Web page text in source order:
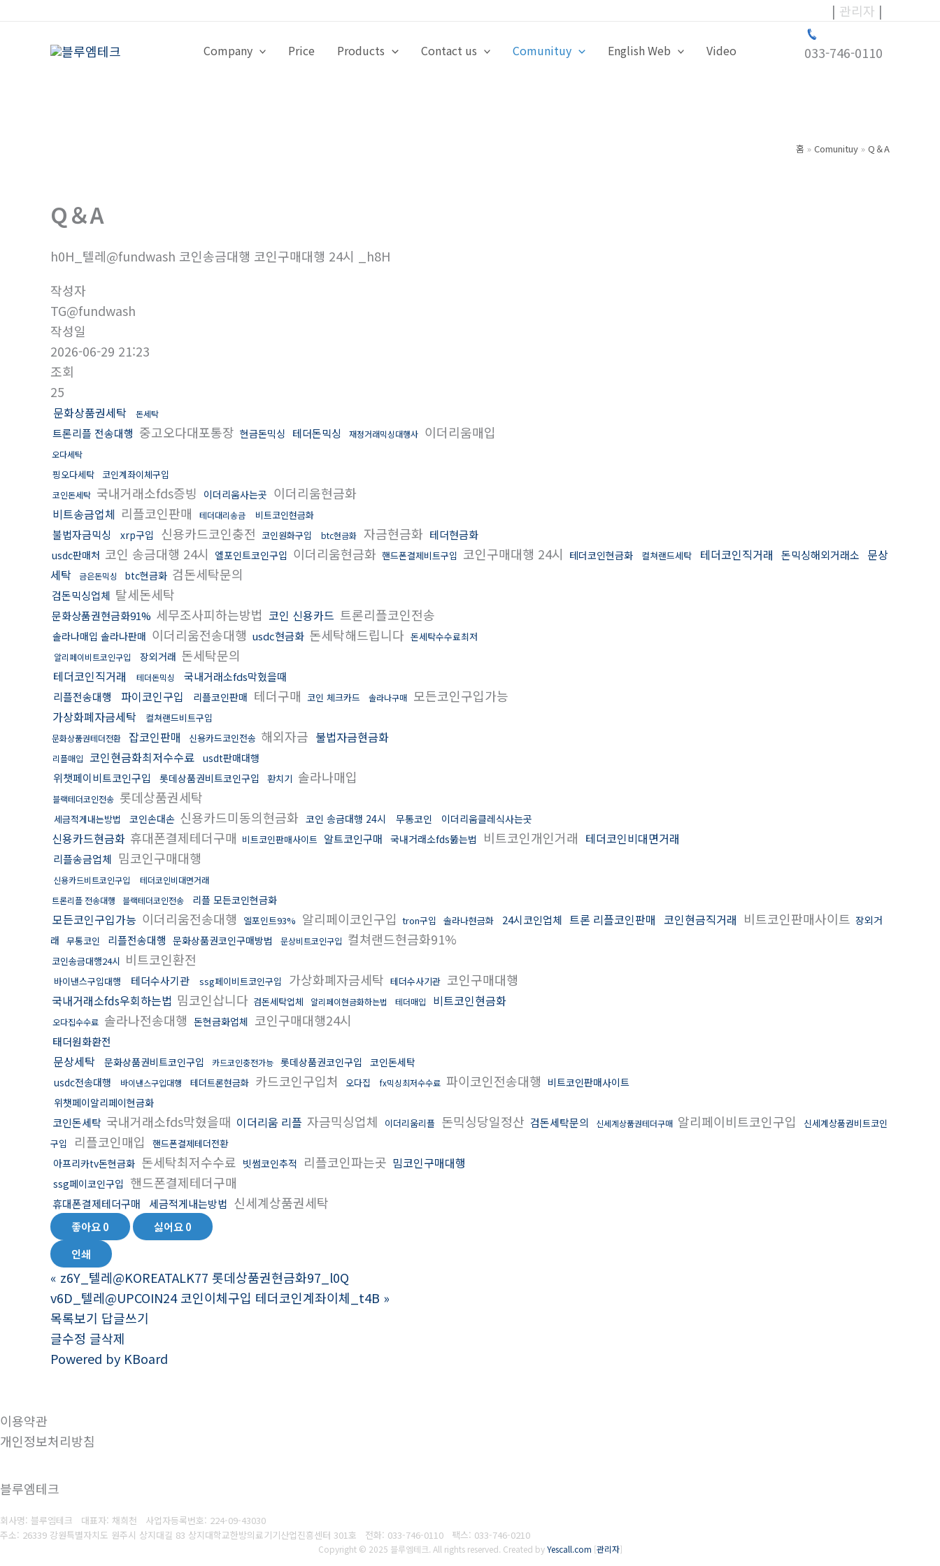
| 관리자 |
Company Price Products Contact us Comunituy English Web Video 033-746-0110
홈 Comunituy Q＆A
Q＆A
h0H_텔레@fundwash 코인송금대행 코인구매대행 24시 _h8H
작성자
TG@fundwash
작성일
2026-06-29 21:23
조회
25
문화상품권세탁 돈세탁
트론리플 전송대행 중고오다대포통장 현금돈믹싱 테더돈믹싱 재정거래믹싱대행사 이더리움매입
오다세탁
핑오다세탁 코인계좌이체구입
코인돈세탁 국내거래소fds증빙 이더리움사는곳 이더리움현금화
비트송금업체 리플코인판매 테더대리송금 비트코인현금화
불법자금믹싱 xrp구입 신용카드코인충전 코인원화구입 btc현금화 자금현금화 테더현금화
usdc판매처 코인 송금대행 24시 엘포인트코인구입 이더리움현금화 핸드폰결제비트구입 코인구매대행 24시 테더코인현금화 컬쳐랜드세탁 테더코인직거래 돈믹싱해외거래소
문상
세탁
금은돈믹싱 btc현금화 검돈세탁문의
검돈믹싱업체 탈세돈세탁
문화상품권현금화91% 세무조사피하는방법 코인 신용카드 트론리플코인전송
솔라나매입 솔라나판매 이더리움전송대행 usdc현금화 돈세탁해드립니다 돈세탁수수료최저
알리페이비트코인구입 장외거래 돈세탁문의
테더코인직거래 테더돈믹싱
국내거래소fds막혔을때
리플전송대행
파이코인구입 리플코인판매 테더구매 코인 체크카드 솔라나구매 모든코인구입가능
가상화폐자금세탁 컬쳐랜드비트구입
문화상품권테더전환 잡코인판매 신용카드코인전송 해외자금 불법자금현금화
리플매입 코인현금화최저수수료 usdt판매대행
위챗페이비트코인구입 롯데상품권비트코인구입 환치기 솔라나매입
블랙테더코인전송 롯데상품권세탁
세금적게내는방법 코인손대손 신용카드미동의현금화 코인 송금대행 24시 무통코인 이더리움클레식사는곳
신용카드현금화 휴대폰결제테더구매 비트코인판매사이트 알트코인구매 국내거래소fds뚫는법 비트코인개인거래 테더코인비대면거래
리플송금업체 밈코인구매대행
신용카드비트코인구입
테더코인비대면거래
트론리플 전송대행
블랙테더코인전송 리플 모든코인현금화
모든코인구입가능 이더리움전송대행 엘포인트93% 알리페이코인구입 tron구입 솔라나현금화 24시코인업체 트론 리플코인판매 코인현금직거래 비트코인판매사이트 장외거
래 무통코인 리플전송대행 문화상품권코인구매방법 문상비트코인구입 컬쳐랜드현금화91%
코인송금대행24시 비트코인환전
바이낸스구입대행 테더수사기관 ssg페이비트코인구입 가상화폐자금세탁 테더수사기관 코인구매대행
국내거래소fds우회하는법 밈코인삽니다 검돈세탁업체 알리페이현금화하는법 테더매입 비트코인현금화
오다집수수료 솔라나전송대행 돈현금화업체 코인구매대행24시
태더원화환전
문상세탁 문화상품권비트코인구입 카드코인충전가능 롯데상품권코인구입
코인돈세탁
usdc전송대행
바이낸스구입대행 테더트론현금화 카드코인구입처 오다집 fx믹싱최저수수료 파이코인전송대행 비트코인판매사이트
위챗페이알리페이현금화
코인돈세탁 국내거래소fds막혔을때 이더리움 리플 자금믹싱업체 이더리움리플 돈믹싱당일정산 검돈세탁문의 신세계상품권테더구매 알리페이비트코인구입
신세계상품권비트코인
구입
리플코인매입 핸드폰결제테더전환
아프리카tv돈현금화 돈세탁최저수수료 빗썸코인추적 리플코인파는곳 밈코인구매대행
ssg페이코인구입 핸드폰결제테더구매
휴대폰결제테더구매 세금적게내는방법 신세계상품권세탁
좋아요0 싫어요0
인쇄
« z6Y_텔레@KOREATALK77 롯데상품권현금화97_l0Q
v6D_텔레@UPCOIN24 코인이체구입 테더코인계좌이체_t4B »
목록보기 답글쓰기
글수정 글삭제
Powered by KBoard
이용약관
개인정보처리방침
블루엠테크
회사명: 블루엠테크 대표자: 채희천 사업자등록번호: 224-09-43030
주소: 26339 강원특별자치도 원주시 상지대길 83 상지대학교한방의료기기산업진흥센터 301호 전화: 033-746-0110 팩스: 033-746-0210
Copyright © 2025 블루엠테크. All rights reserved. Created byYescall.com [관리자]